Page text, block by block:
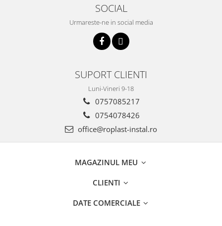
Incalzire clasica in pardoseala
Teava incalzire pardoseala
Grupuri de pompare si amestec
Termostate de Ambient
Panouri fotovoltaice
SOCIAL
Urmareste-ne in social media
SUPORT CLIENTI
Luni-Vineri 9-18
0757085217
0754078426
office@roplast-instal.ro
MAGAZINUL MEU
CLIENTI
DATE COMERCIALE